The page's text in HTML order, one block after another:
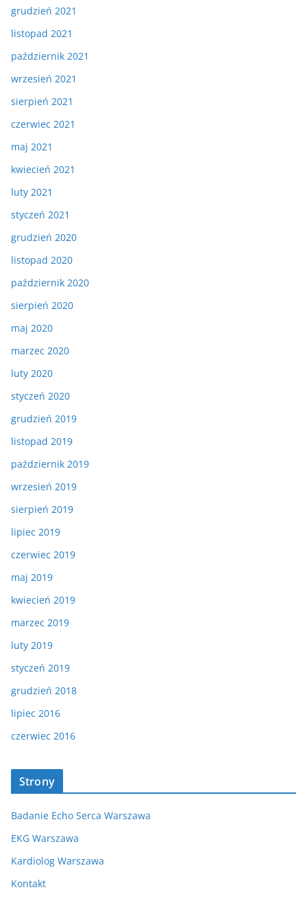
grudzień 2021
listopad 2021
październik 2021
wrzesień 2021
sierpień 2021
czerwiec 2021
maj 2021
kwiecień 2021
luty 2021
styczeń 2021
grudzień 2020
listopad 2020
październik 2020
sierpień 2020
maj 2020
marzec 2020
luty 2020
styczeń 2020
grudzień 2019
listopad 2019
październik 2019
wrzesień 2019
sierpień 2019
lipiec 2019
czerwiec 2019
maj 2019
kwiecień 2019
marzec 2019
luty 2019
styczeń 2019
grudzień 2018
lipiec 2016
czerwiec 2016
Strony
Badanie Echo Serca Warszawa
EKG Warszawa
Kardiolog Warszawa
Kontakt